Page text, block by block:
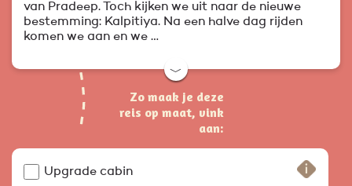
van Pradeep. Toch kijken we uit naar de nieuwe
bestemming: Kalpitiya. Na een halve dag rijden
komen we aan en we …
﹀
Zo maak je deze
reis op maat, vink
aan:
Upgrade cabin